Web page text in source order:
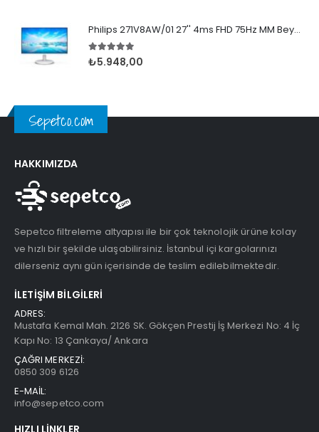
Philips 271V8AW/01 27'' 4ms FHD 75Hz MM Beyaz IPS
5.005 üzerinden
₺5.948,00
Sepetco.com
HAKKIMIZDA
Sepetco filtreleme altyapısı ile bir çok teknolojik ürüne kolay
ve hızlı bir şekilde ulaşabilirsiniz. İstanbul içi kargolarınızı
dilerseniz aynı gün içerisinde de teslim edilebilmektedir.
İLETIŞIM BILGILERI
ADRES:
Mustafa Kemal Mah. 2126 SK. Gökçen Prestij İş Merkezi No: 4 İç
Kapı No: 13 Çankaya/ Ankara
ÇAĞRI MERKEZİ:
0850 309 6126
E-MAİL:
info@sepetco.com